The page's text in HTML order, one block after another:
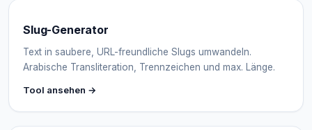
Slug-Generator
Text in saubere, URL-freundliche Slugs umwandeln.
Arabische Transliteration, Trennzeichen und max. Länge.
Tool ansehen →